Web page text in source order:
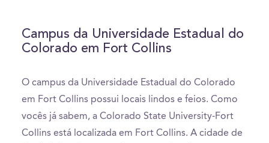
Campus da Universidade Estadual do
Colorado em Fort Collins
O campus da Universidade Estadual do Colorado
em Fort Collins possui locais lindos e feios. Como
vocês já sabem, a Colorado State University-Fort
Collins está localizada em Fort Collins. A cidade de